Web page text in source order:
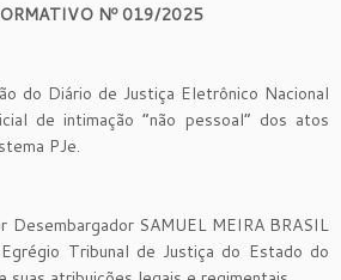
Nº 019/2025
do Diário de Justiça Eletrônico Nacional
de intimação “não pessoal” dos atos
PJe.
Desembargador SAMUEL MEIRA BRASIL
Tribunal de Justiça do Estado do